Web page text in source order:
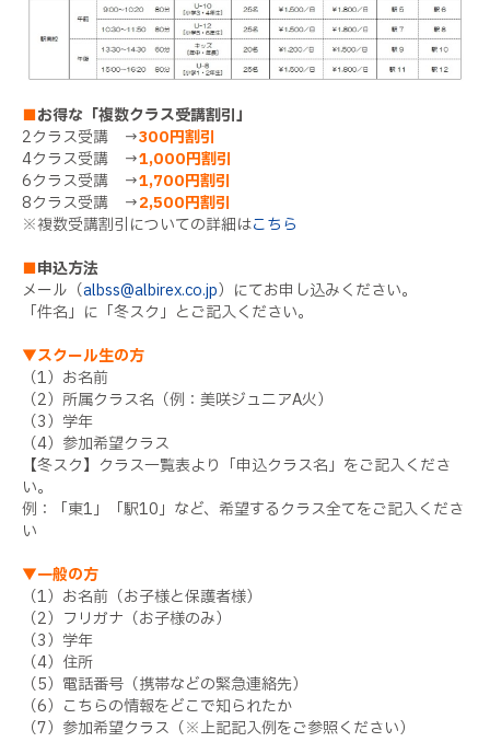
■お得な「複数クラス受講割引」
2クラス受講 →300円割引
4クラス受講 →1,000円割引
6クラス受講 →1,700円割引
8クラス受講 →2,500円割引
※複数受講割引についての詳細はこちら
■申込方法
メール（albss@albirex.co.jp）にてお申し込みください。
「件名」に「冬スク」とご記入ください。
▼スクール生の方
（1）お名前
（2）所属クラス名（例：美咲ジュニアA火）
（3）学年
（4）参加希望クラス
【冬スク】クラス一覧表より「申込クラス名」をご記入くださ
い。
例：「東1」「駅10」など、希望するクラス全てをご記入くださ
い
▼一般の方
（1）お名前（お子様と保護者様）
（2）フリガナ（お子様のみ）
（3）学年
（4）住所
（5）電話番号（携帯などの緊急連絡先）
（6）こちらの情報をどこで知られたか
（7）参加希望クラス（※上記記入例をご参照ください）